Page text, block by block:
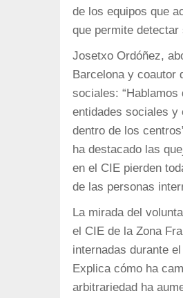
de los equipos que
que permite
Josetxo Ordóñez,
Barcelona y coautor
sociales:
entidades sociales y
dentro de los
ha destacado las
en el CIE pierden
de las personas
La mirada del
el CIE de la Zona
internadas durante
Explica cómo ha
arbitrariedad ha